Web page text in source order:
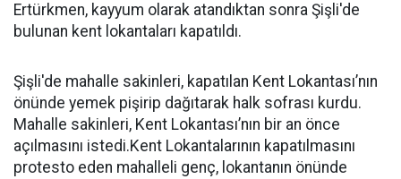
Ertürkmen, kayyum olarak atandıktan sonra Şişli'de
bulunan kent lokantaları kapatıldı.
Şişli'de mahalle sakinleri, kapatılan Kent Lokantası’nın
önünde yemek pişirip dağıtarak halk sofrası kurdu.
Mahalle sakinleri, Kent Lokantası’nın bir an önce
açılmasını istedi.Kent Lokantalarının kapatılmasını
protesto eden mahalleli genç, lokantanın önünde